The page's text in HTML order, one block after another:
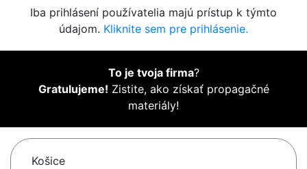
Iba prihlásení používatelia majú prístup k týmto
údajom. Kliknite sem pre prihlásenie.
To je tvoja firma?
Gratulujeme! Zistite, ako získať propagačné
materiály!
Košice